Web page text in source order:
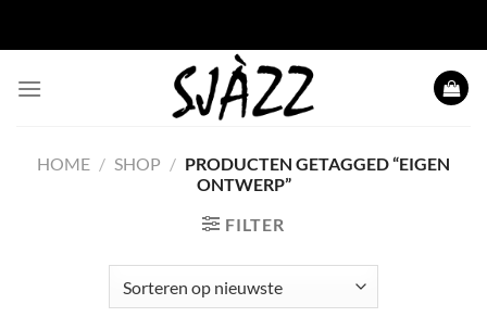
HOME / SHOP / PRODUCTEN GETAGGED “EIGEN
ONTWERP”
FILTER